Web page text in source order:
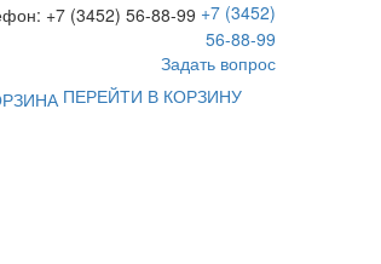
+7 (3452)
56-88-99
Задать вопрос
ПЕРЕЙТИ В КОРЗИНУ